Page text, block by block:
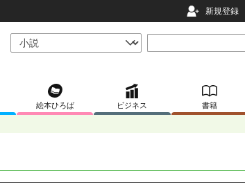
新規登録
絵本ひろば ビジネス 書籍